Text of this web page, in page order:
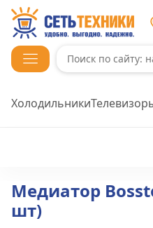
Холодильники
Медиатор
шт)